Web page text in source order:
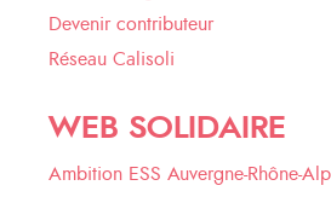
Devenir contributeur
Réseau Calisoli
WEB SOLIDAIRE
Ambition ESS Auvergne-Rhône-